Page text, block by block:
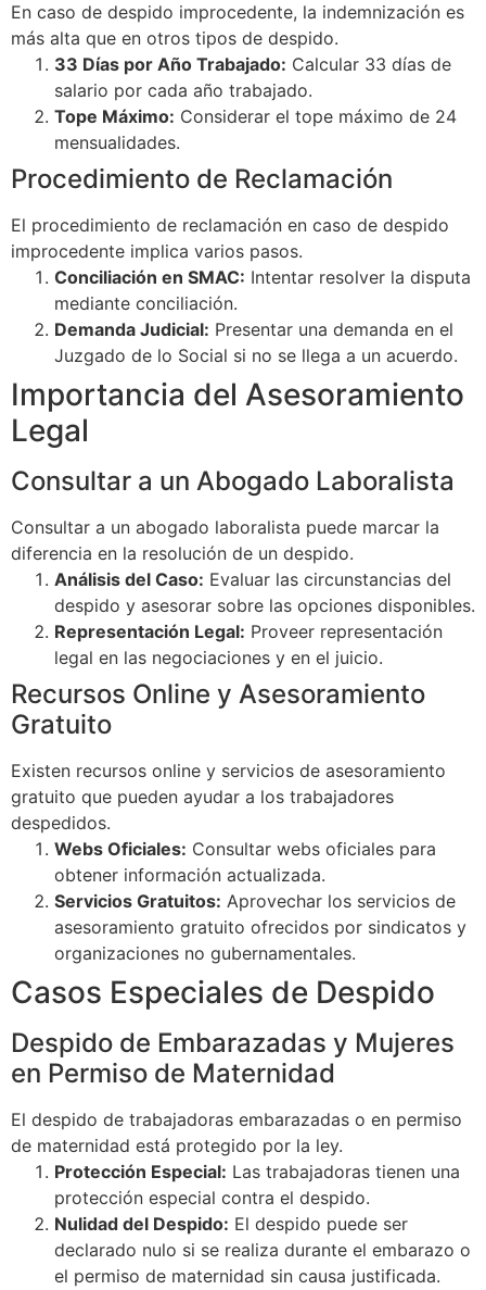
En caso de despido improcedente, la indemnización es
más alta que en otros tipos de despido.
33 Días por Año Trabajado: Calcular 33 días de
salario por cada año trabajado.
Tope Máximo: Considerar el tope máximo de 24
mensualidades.
Procedimiento de Reclamación
El procedimiento de reclamación en caso de despido
improcedente implica varios pasos.
Conciliación en SMAC: Intentar resolver la disputa
mediante conciliación.
Demanda Judicial: Presentar una demanda en el
Juzgado de lo Social si no se llega a un acuerdo.
Importancia del Asesoramiento
Legal
Consultar a un Abogado Laboralista
Consultar a un abogado laboralista puede marcar la
diferencia en la resolución de un despido.
Análisis del Caso: Evaluar las circunstancias del
despido y asesorar sobre las opciones disponibles.
Representación Legal: Proveer representación
legal en las negociaciones y en el juicio.
Recursos Online y Asesoramiento
Gratuito
Existen recursos online y servicios de asesoramiento
gratuito que pueden ayudar a los trabajadores
despedidos.
Webs Oficiales: Consultar webs oficiales para
obtener información actualizada.
Servicios Gratuitos: Aprovechar los servicios de
asesoramiento gratuito ofrecidos por sindicatos y
organizaciones no gubernamentales.
Casos Especiales de Despido
Despido de Embarazadas y Mujeres
en Permiso de Maternidad
El despido de trabajadoras embarazadas o en permiso
de maternidad está protegido por la ley.
Protección Especial: Las trabajadoras tienen una
protección especial contra el despido.
Nulidad del Despido: El despido puede ser
declarado nulo si se realiza durante el embarazo o
el permiso de maternidad sin causa justificada.